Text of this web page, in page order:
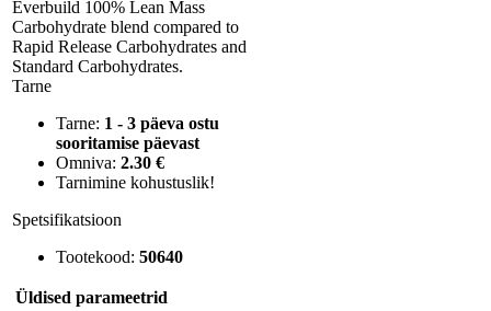
Everbuild 100% Lean Mass
Carbohydrate blend compared to
Rapid Release Carbohydrates and
Standard Carbohydrates.
Tarne
Tarne: 1 - 3 päeva ostu
sooritamise päevast
Omniva: 2.30 €
Tarnimine kohustuslik!
Spetsifikatsioon
Tootekood: 50640
Üldised parameetrid